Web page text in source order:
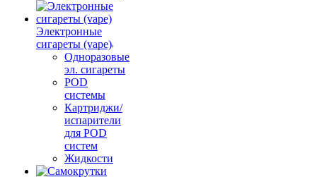
Электронные
сигареты (vape)
Одноразовые
эл. сигареты
POD
системы
Картриджи/
испарители
для POD
систем
Жидкости